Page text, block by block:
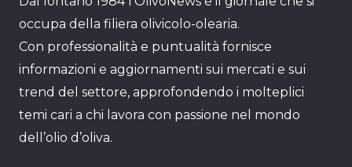
occupa della filiera olivicolo-olearia.
Con professionalità e puntualità fornisce
informazioni e aggiornamenti sui mercati e sui
trend del settore, approfondendo i molteplici
temi cari a chi lavora con passione nel mondo
dell’olio d’oliva.